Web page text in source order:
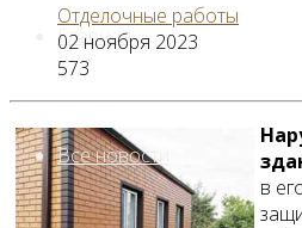
Главная
Все новости
Отделочные работы
02 ноября 2023
573
в